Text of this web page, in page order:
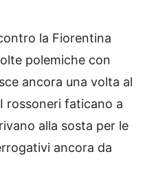
la Fiorentina
polemiche con
ancora una volta al
rossoneri faticano a
alla sosta per le
ancora da